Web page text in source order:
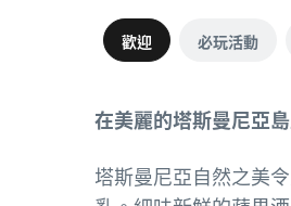
歡迎 必玩活動
在美麗的塔斯曼尼亞
塔斯曼尼亞自然之美